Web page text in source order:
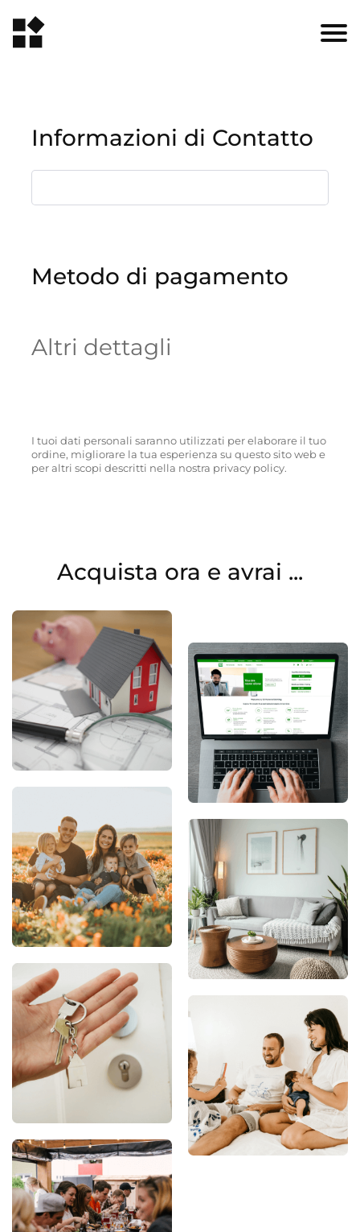
Informazioni di Contatto
Metodo di pagamento
Altri dettagli
I tuoi dati personali saranno utilizzati per elaborare il tuo
ordine, migliorare la tua esperienza su questo sito web e
per altri scopi descritti nella nostra privacy policy.
Acquista ora e avrai ...